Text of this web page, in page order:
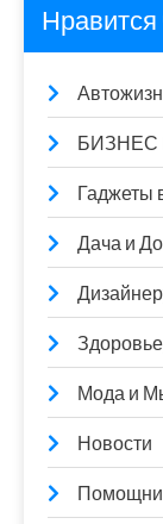
Нравится
БИЗНЕС
Гаджеты
Дача и
Мода и
Новости